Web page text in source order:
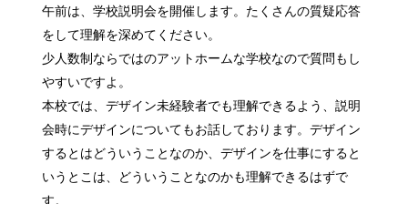
午前は、学校説明会を開催します。たくさんの質疑応答
をして理解を深めてください。
少人数制ならではのアットホームな学校なので質問もし
やすいですよ。
本校では、デザイン未経験者でも理解できるよう、説明
会時にデザインについてもお話しております。デザイン
するとはどういうことなのか、デザインを仕事にすると
いうとこは、どういうことなのかも理解できるはずで
す。